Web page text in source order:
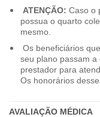
ATENÇÃO: Caso o
possua o quarto
mesmo.
Os beneficiários
seu plano passam
prestador para
Os honorários
AVALIAÇÃO MÉDICA